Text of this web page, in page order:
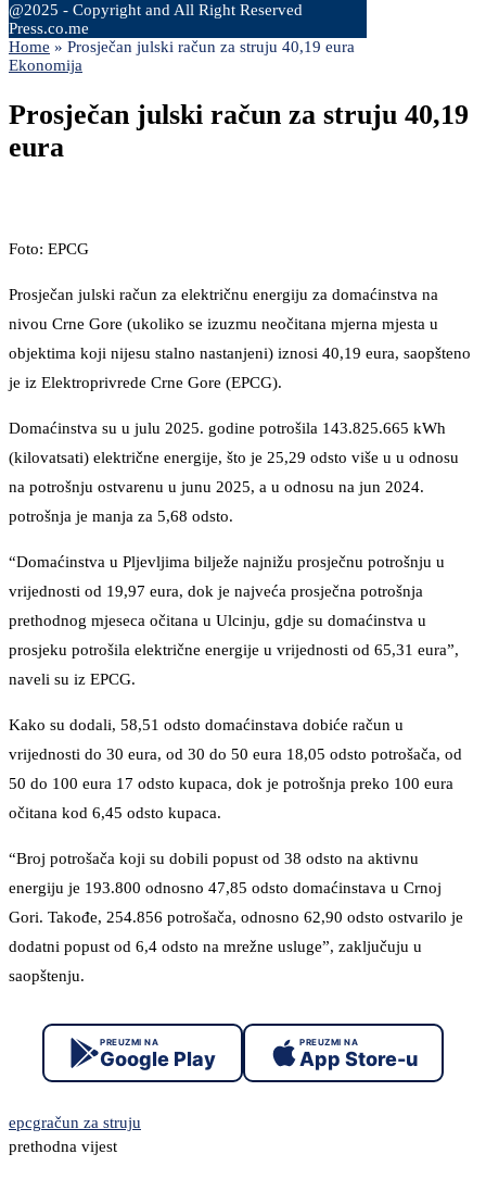
@2025 - Copyright and All Right Reserved
Press.co.me
Home » Prosječan julski račun za struju 40,19 eura
Ekonomija
Prosječan julski račun za struju 40,19
eura
Foto: EPCG
Prosječan julski račun za električnu energiju za domaćinstva na
nivou Crne Gore (ukoliko se izuzmu neočitana mjerna mjesta u
objektima koji nijesu stalno nastanjeni) iznosi 40,19 eura, saopšteno
je iz Elektroprivrede Crne Gore (EPCG).
Domaćinstva su u julu 2025. godine potrošila 143.825.665 kWh
(kilovatsati) električne energije, što je 25,29 odsto više u u odnosu
na potrošnju ostvarenu u junu 2025, a u odnosu na jun 2024.
potrošnja je manja za 5,68 odsto.
“Domaćinstva u Pljevljima bilježe najnižu prosječnu potrošnju u
vrijednosti od 19,97 eura, dok je najveća prosječna potrošnja
prethodnog mjeseca očitana u Ulcinju, gdje su domaćinstva u
prosjeku potrošila električne energije u vrijednosti od 65,31 eura”,
naveli su iz EPCG.
Kako su dodali, 58,51 odsto domaćinstava dobiće račun u
vrijednosti do 30 eura, od 30 do 50 eura 18,05 odsto potrošača, od
50 do 100 eura 17 odsto kupaca, dok je potrošnja preko 100 eura
očitana kod 6,45 odsto kupaca.
“Broj potrošača koji su dobili popust od 38 odsto na aktivnu
energiju je 193.800 odnosno 47,85 odsto domaćinstava u Crnoj
Gori. Takođe, 254.856 potrošača, odnosno 62,90 odsto ostvarilo je
dodatni popust od 6,4 odsto na mrežne usluge”, zaključuju u
saopštenju.
PREUZMI NA
Google Play
PREUZMI NA
App Store-u
epcgračun za struju
prethodna vijest